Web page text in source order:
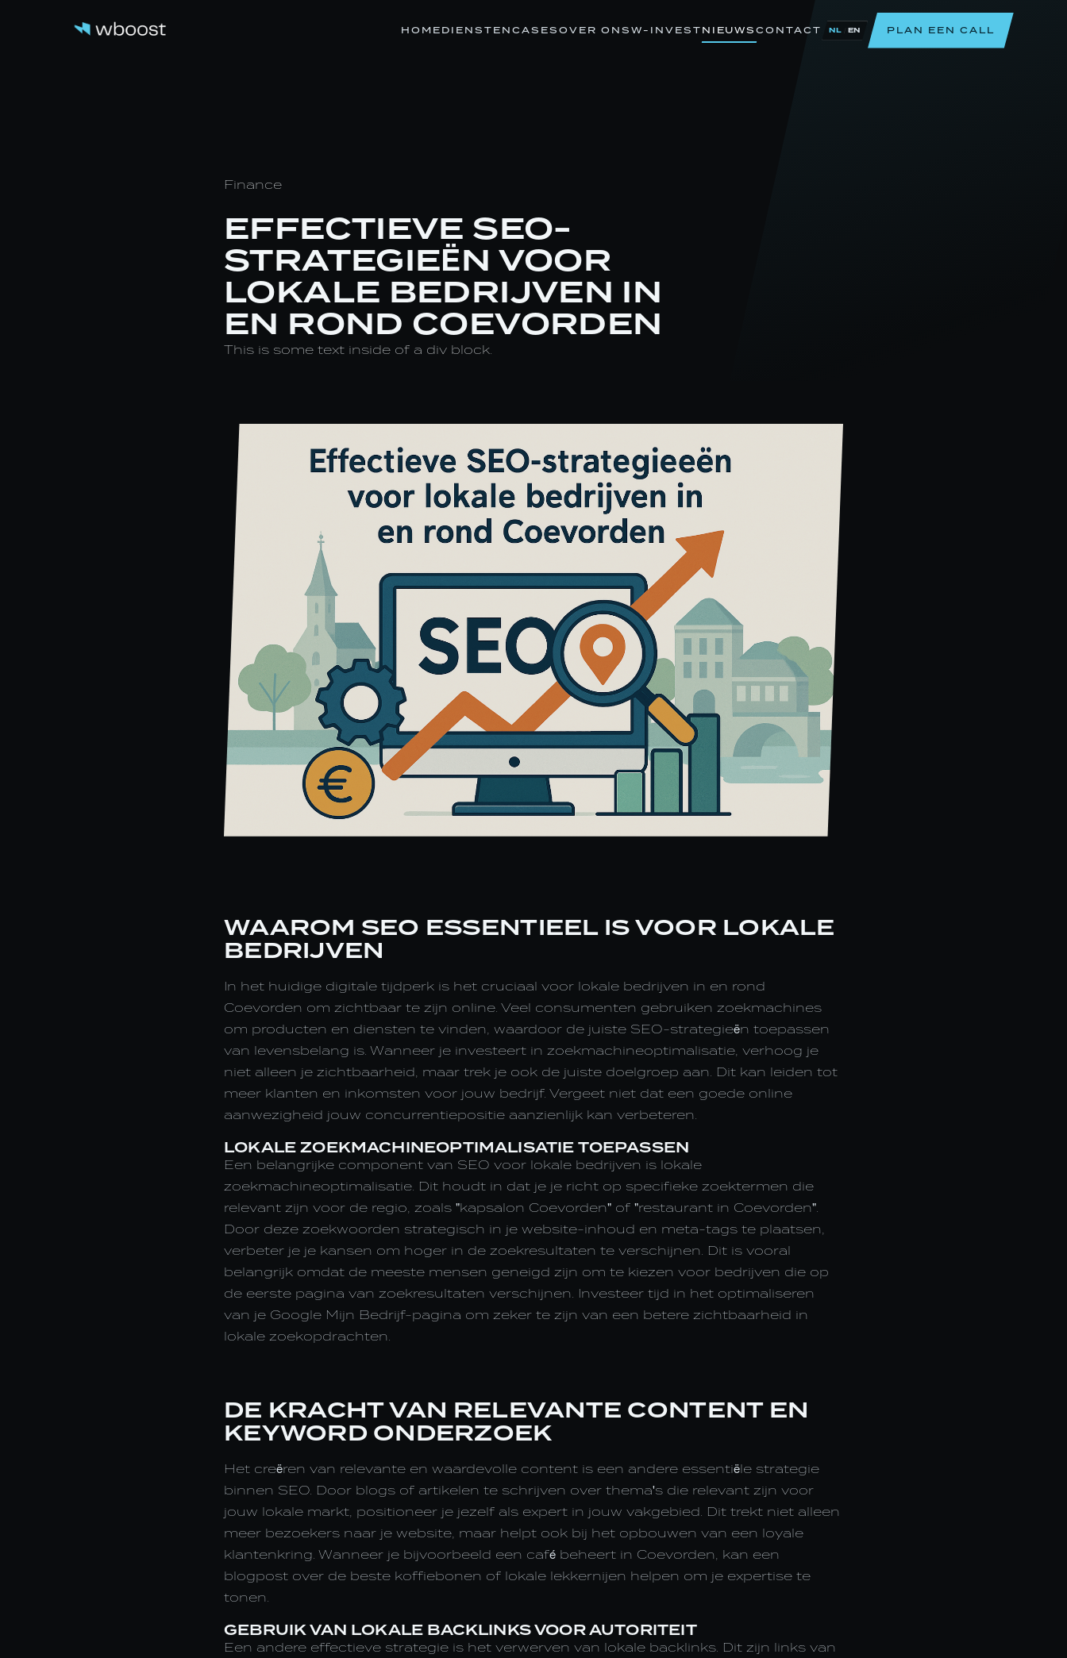
HOME DIENSTEN CASES OVER ONS W-INVEST NIEUWSCONTACT NL EN PLAN EEN CALL
Finance
EFFECTIEVE SEO-
STRATEGIEËN VOOR
LOKALE BEDRIJVEN IN
EN ROND COEVORDEN
This is some text inside of a div block.
WAAROM SEO ESSENTIEEL IS VOOR LOKALE
BEDRIJVEN
In het huidige digitale tijdperk is het cruciaal voor lokale bedrijven in en rond
Coevorden om zichtbaar te zijn online. Veel consumenten gebruiken zoekmachines
om producten en diensten te vinden, waardoor de juiste SEO-strategieën toepassen
van levensbelang is. Wanneer je investeert in zoekmachineoptimalisatie, verhoog je
niet alleen je zichtbaarheid, maar trek je ook de juiste doelgroep aan. Dit kan leiden tot
meer klanten en inkomsten voor jouw bedrijf. Vergeet niet dat een goede online
aanwezigheid jouw concurrentiepositie aanzienlijk kan verbeteren.
LOKALE ZOEKMACHINEOPTIMALISATIE TOEPASSEN
Een belangrijke component van SEO voor lokale bedrijven is lokale
zoekmachineoptimalisatie. Dit houdt in dat je je richt op specifieke zoektermen die
relevant zijn voor de regio, zoals "kapsalon Coevorden" of "restaurant in Coevorden".
Door deze zoekwoorden strategisch in je website-inhoud en meta-tags te plaatsen,
verbeter je je kansen om hoger in de zoekresultaten te verschijnen. Dit is vooral
belangrijk omdat de meeste mensen geneigd zijn om te kiezen voor bedrijven die op
de eerste pagina van zoekresultaten verschijnen. Investeer tijd in het optimaliseren
van je Google Mijn Bedrijf-pagina om zeker te zijn van een betere zichtbaarheid in
lokale zoekopdrachten.
DE KRACHT VAN RELEVANTE CONTENT EN
KEYWORD ONDERZOEK
Het creëren van relevante en waardevolle content is een andere essentiële strategie
binnen SEO. Door blogs of artikelen te schrijven over thema's die relevant zijn voor
jouw lokale markt, positioneer je jezelf als expert in jouw vakgebied. Dit trekt niet alleen
meer bezoekers naar je website, maar helpt ook bij het opbouwen van een loyale
klantenkring. Wanneer je bijvoorbeeld een café beheert in Coevorden, kan een
blogpost over de beste koffiebonen of lokale lekkernijen helpen om je expertise te
tonen.
GEBRUIK VAN LOKALE BACKLINKS VOOR AUTORITEIT
Een andere effectieve strategie is het verwerven van lokale backlinks. Dit zijn links van